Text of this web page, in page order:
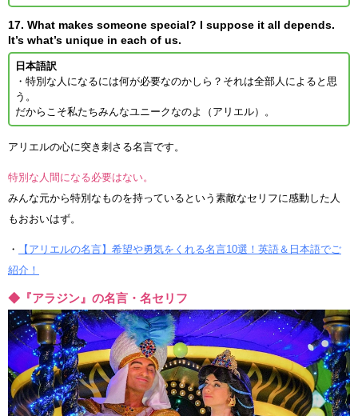
17. What makes someone special? I suppose it all depends.
It’s what’s unique in each of us.
日本語訳
・特別な人になるには何が必要なのかしら？それは全部人によると思
う。
だからこそ私たちみんなユニークなのよ（アリエル）。
アリエルの心に突き刺さる名言です。
特別な人間になる必要はない。
みんな元から特別なものを持っているという素敵なセリフに感動した人
もおおいはず。
・
【アリエルの名言】希望や勇気をくれる名言10選！英語＆日本語でご
紹介！
◆『アラジン』の名言・名セリフ